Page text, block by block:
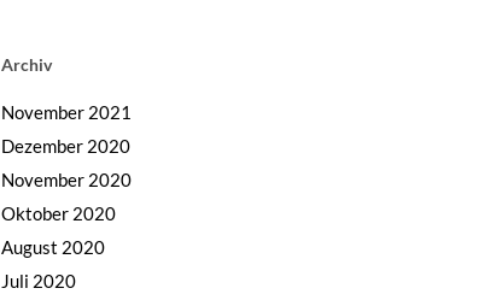
Archiv
November 2021
Dezember 2020
November 2020
Oktober 2020
August 2020
Juli 2020